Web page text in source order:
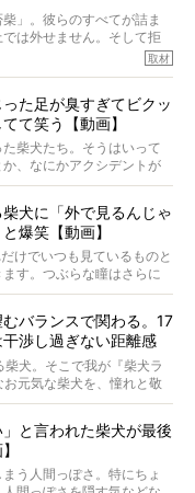
ます
効能を示すものではありません
」。彼らのすべてが詰ま
は外せません。そして拒
“映える”ことも理由のひと
ンビ「ニューヨーク」の
ていただきました！ イン
。
取材
た足が臭すぎてビクッ
て笑う【動画】
柴犬たち。そうはいって
、なにかアクシデントが
ではありません。全ての
犬に「外で見るんじゃ
爆笑【動画】
けでいつも見ているものと
す。つぶらな瞳はさらに
さらにモフモフに見えま
むバランスで関わる。17
渉し過ぎない距離感
犬。そこで我が『柴犬ラ
元気な柴犬を、憧れと敬
でいます。 この特集で
、老犬と暮らすうえで大切
語っていただきます。今
きろうくん。小さい頃か
させてきたということで
」と言われた柴犬が最後
う人間っぽさ。特にちょ